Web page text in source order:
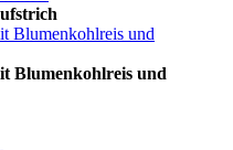
Blumenkohlreis und